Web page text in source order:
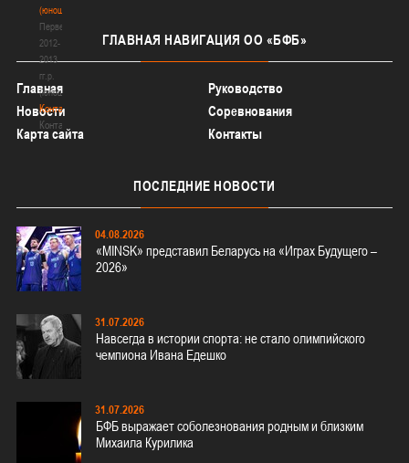
(юноши)
Первенство
2012-
2013
гг.р.
(юноши)
Контакты
Контакты
ГЛАВНАЯ НАВИГАЦИЯ ОО «БФБ»
Главная
Руководство
Новости
Соревнования
Карта сайта
Контакты
ПОСЛЕДНИЕ НОВОСТИ
04.08.2026
«MINSK» представил Беларусь на «Играх Будущего –
2026»
31.07.2026
Навсегда в истории спорта: не стало олимпийского
чемпиона Ивана Едешко
31.07.2026
БФБ выражает соболезнования родным и близким
Михаила Курилика